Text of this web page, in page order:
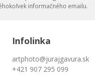
informačného emailu.
Infolinka
artphoto@jurajgavura.sk
+421 907 295 099